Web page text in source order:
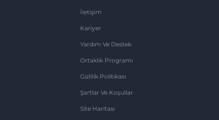
İletişim
Kariyer
Yardım Ve Destek
Ortaklık Programı
Gizlilik Politikası
Şartlar Ve Koşullar
Site Haritası